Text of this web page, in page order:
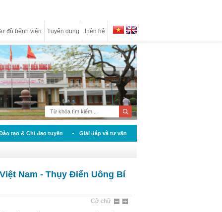
đồ bệnh viện Tuyển dụng Liên hệ
tạo & Chỉ đạo tuyến Giải đáp và tư vấn
Nam - Thụy Điển Uông Bí
Cỡ chữ